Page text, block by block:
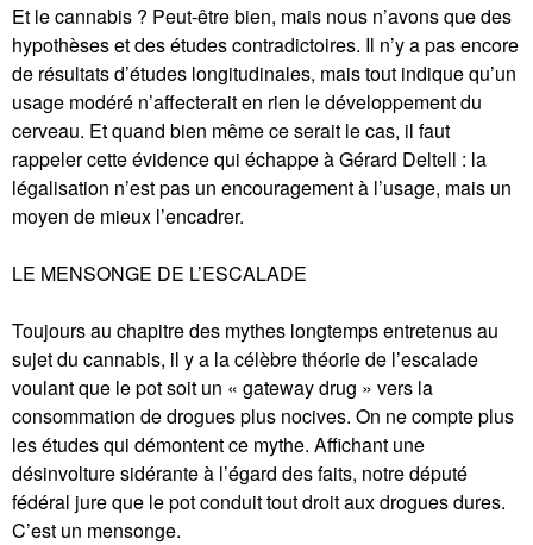
Et le cannabis ? Peut-être bien, mais nous n’avons que des
hypothèses et des études contradictoires. Il n’y a pas encore
de résultats d’études longitudinales, mais tout indique qu’un
usage modéré n’affecterait en rien le développement du
cerveau. Et quand bien même ce serait le cas, il faut
rappeler cette évidence qui échappe à Gérard Deltell : la
légalisation n’est pas un encouragement à l’usage, mais un
moyen de mieux l’encadrer.
LE MENSONGE DE L’ESCALADE
Toujours au chapitre des mythes longtemps entretenus au
sujet du cannabis, il y a la célèbre théorie de l’escalade
voulant que le pot soit un « gateway drug » vers la
consommation de drogues plus nocives. On ne compte plus
les études qui démontent ce mythe. Affichant une
désinvolture sidérante à l’égard des faits, notre député
fédéral jure que le pot conduit tout droit aux drogues dures.
C’est un mensonge.